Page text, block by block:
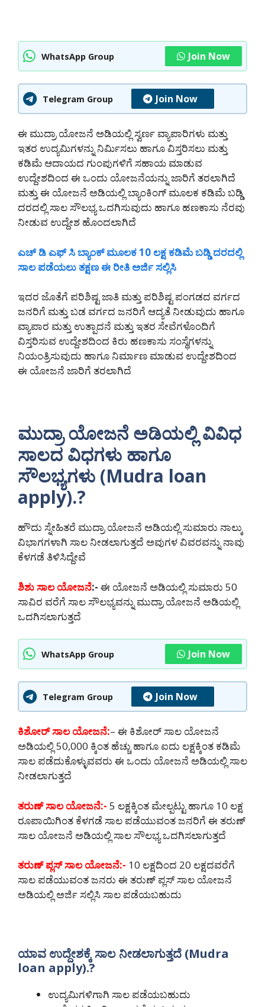
WhatsApp Group Join Now
Telegram Group Join Now
ಈ ಮುದ್ರಾ ಯೋಜನೆ ಅಡಿಯಲ್ಲಿ ಸ್ವರ್ಣ ವ್ಯಾಪಾರಿಗಳು ಮತ್ತು
ಇತರ ಉದ್ಯಮಿಗಳನ್ನು ನಿರ್ಮಿಸಲು ಹಾಗೂ ವಿಸ್ತರಿಸಲು ಮತ್ತು
ಕಡಿಮೆ ಆದಾಯದ ಗುಂಪುಗಳಿಗೆ ಸಹಾಯ ಮಾಡುವ
ಉದ್ದೇಶದಿಂದ ಈ ಒಂದು ಯೋಜನೆಯನ್ನು ಜಾರಿಗೆ ತರಲಾಗಿದೆ
ಮತ್ತು ಈ ಯೋಜನೆ ಅಡಿಯಲ್ಲಿ ಬ್ಯಾಂಕಿಂಗ್ ಮೂಲಕ ಕಡಿಮೆ ಬಡ್ಡಿ
ದರದಲ್ಲಿ ಸಾಲ ಸೌಲಭ್ಯ ಒದಗಿಸುವುದು ಹಾಗೂ ಹಣಕಾಸು ನೆರವು
ನೀಡುವ ಉದ್ದೇಶ ಹೊಂದಲಾಗಿದೆ
ಎಚ್ ಡಿ ಎಫ್ ಸಿ ಬ್ಯಾಂಕ್ ಮೂಲಕ 10 ಲಕ್ಷ ಕಡಿಮೆ ಬಡ್ಡಿ ದರದಲ್ಲಿ
ಸಾಲ ಪಡೆಯಲು ತಕ್ಷಣ ಈ ರೀತಿ ಅರ್ಜಿ ಸಲ್ಲಿಸಿ
ಇದರ ಜೊತೆಗೆ ಪರಿಶಿಷ್ಟ ಜಾತಿ ಮತ್ತು ಪರಿಶಿಷ್ಟ ಪಂಗಡದ ವರ್ಗದ
ಜನರಿಗೆ ಮತ್ತು ಬಡ ವರ್ಗದ ಜನರಿಗೆ ಆದ್ಯತೆ ನೀಡುವುದು ಹಾಗೂ
ವ್ಯಾಪಾರ ಮತ್ತು ಉತ್ಪಾದನೆ ಮತ್ತು ಇತರ ಸೇವೆಗಳೊಂದಿಗೆ
ವಿಸ್ತರಿಸುವ ಉದ್ದೇಶದಿಂದ ಕಿರು ಹಣಕಾಸು ಸಂಸ್ಥೆಗಳನ್ನು
ನಿಯಂತ್ರಿಸುವುದು ಹಾಗೂ ನಿರ್ಮಾಣ ಮಾಡುವ ಉದ್ದೇಶದಿಂದ
ಈ ಯೋಜನೆ ಜಾರಿಗೆ ತರಲಾಗಿದೆ
ಮುದ್ರಾ ಯೋಜನೆ ಅಡಿಯಲ್ಲಿ ವಿವಿಧ
ಸಾಲದ ವಿಧಗಳು ಹಾಗೂ
ಸೌಲಭ್ಯಗಳು (Mudra loan
apply).?
ಹೌದು ಸ್ನೇಹಿತರೆ ಮುದ್ರಾ ಯೋಜನೆ ಅಡಿಯಲ್ಲಿ ಸುಮಾರು ನಾಲ್ಕು
ವಿಭಾಗಗಳಾಗಿ ಸಾಲ ನೀಡಲಾಗುತ್ತದೆ ಅವುಗಳ ವಿವರವನ್ನು ನಾವು
ಕೆಳಗಡೆ ತಿಳಿಸಿದ್ದೇವೆ
ಶಿಶು ಸಾಲ ಯೋಜನೆ:- ಈ ಯೋಜನೆ ಅಡಿಯಲ್ಲಿ ಸುಮಾರು 50
ಸಾವಿರ ವರೆಗೆ ಸಾಲ ಸೌಲಭ್ಯವನ್ನು ಮುದ್ರಾ ಯೋಜನೆ ಅಡಿಯಲ್ಲಿ
ಒದಗಿಸಲಾಗುತ್ತದೆ
WhatsApp Group Join Now
Telegram Group Join Now
ಕಿಶೋರ್ ಸಾಲ ಯೋಜನೆ:– ಈ ಕಿಶೋರ್ ಸಾಲ ಯೋಜನೆ
ಅಡಿಯಲ್ಲಿ 50,000 ಕ್ಕಿಂತ ಹೆಚ್ಚು ಹಾಗೂ ಐದು ಲಕ್ಷಕ್ಕಿಂತ ಕಡಿಮೆ
ಸಾಲ ಪಡೆದುಕೊಳ್ಳುವವರು ಈ ಒಂದು ಯೋಜನೆ ಅಡಿಯಲ್ಲಿ ಸಾಲ
ನೀಡಲಾಗುತ್ತದೆ
ತರುಣ್ ಸಾಲ ಯೋಜನೆ:- 5 ಲಕ್ಷಕ್ಕಿಂತ ಮೇಲ್ಪಟ್ಟು ಹಾಗೂ 10 ಲಕ್ಷ
ರೂಪಾಯಿಗಿಂತ ಕೆಳಗಡೆ ಸಾಲ ಪಡೆಯುವಂತ ಜನರಿಗೆ ಈ ತರುಣ್
ಸಾಲ ಯೋಜನೆ ಅಡಿಯಲ್ಲಿ ಸಾಲ ಸೌಲಭ್ಯ ಒದಗಿಸಲಾಗುತ್ತದೆ
ತರುಣ್ ಪ್ಲಸ್ ಸಾಲ ಯೋಜನೆ:- 10 ಲಕ್ಷದಿಂದ 20 ಲಕ್ಷದವರೆಗೆ
ಸಾಲ ಪಡೆಯುವಂತ ಜನರು ಈ ತರುಣ್ ಪ್ಲಸ್ ಸಾಲ ಯೋಜನೆ
ಅಡಿಯಲ್ಲಿ ಅರ್ಜಿ ಸಲ್ಲಿಸಿ ಸಾಲ ಪಡೆಯಬಹುದು
ಯಾವ ಉದ್ದೇಶಕ್ಕೆ ಸಾಲ ನೀಡಲಾಗುತ್ತದೆ (Mudra
loan apply).?
ಉದ್ಯಮಿಗಳಿಗಾಗಿ ಸಾಲ ಪಡೆಯಬಹುದು